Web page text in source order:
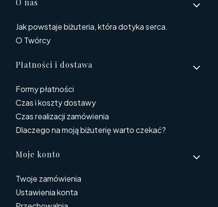
O nas
Jak powstaje biżuteria, która dotyka serca.
O Twórcy
Płatności i dostawa
Formy płatności
Czas i koszty dostawy
Czas realizacji zamówienia
Dlaczego na moją biżuterię warto czekać?
Moje konto
Twoje zamówienia
Ustawienia konta